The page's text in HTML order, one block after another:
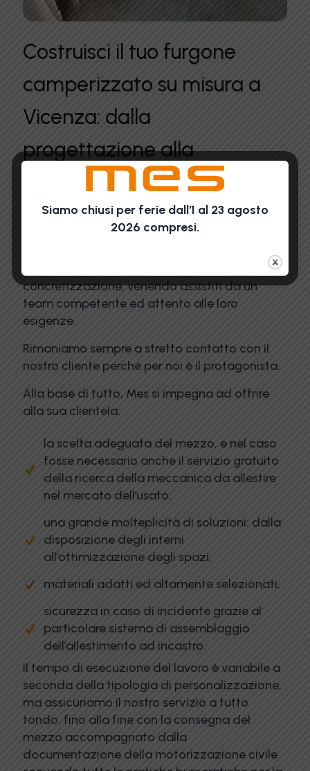
Costruisci il tuo furgone
camperizzato su misura a
Vicenza: dalla
progettazione alla
consegna finale
Ai clienti, accolti nella sede di Vicenza, viene
offerta la possibilità di vivere tutte le fasi della
concretizzazione, venendo assistiti da un
team competente ed attento alle loro
esigenze.
Rimaniamo sempre a stretto contatto con il
nostro cliente perché per noi è il protagonista.
Alla base di tutto, Mes si impegna ad offrire
alla sua clientela:
la scelta adeguata del mezzo, e nel caso
fosse necessario anche il servizio gratuito
della ricerca della meccanica da allestire
nel mercato dell’usato;
una grande molteplicità di soluzioni: dalla
disposizione degli interni
all’ottimizzazione degli spazi;
materiali adatti ed altamente selezionati;
sicurezza in caso di incidente grazie al
particolare sistema di assemblaggio
dell’allestimento ad incastro.
Il tempo di esecuzione del lavoro è variabile a
seconda della tipologia di personalizzazione,
ma assicuriamo il nostro servizio a tutto
tondo, fino alla fine con la consegna del
mezzo accompagnato dalla
documentazione della motorizzazione civile
Siamo chiusi per ferie dall'1 al 23 agosto
2026 compresi.